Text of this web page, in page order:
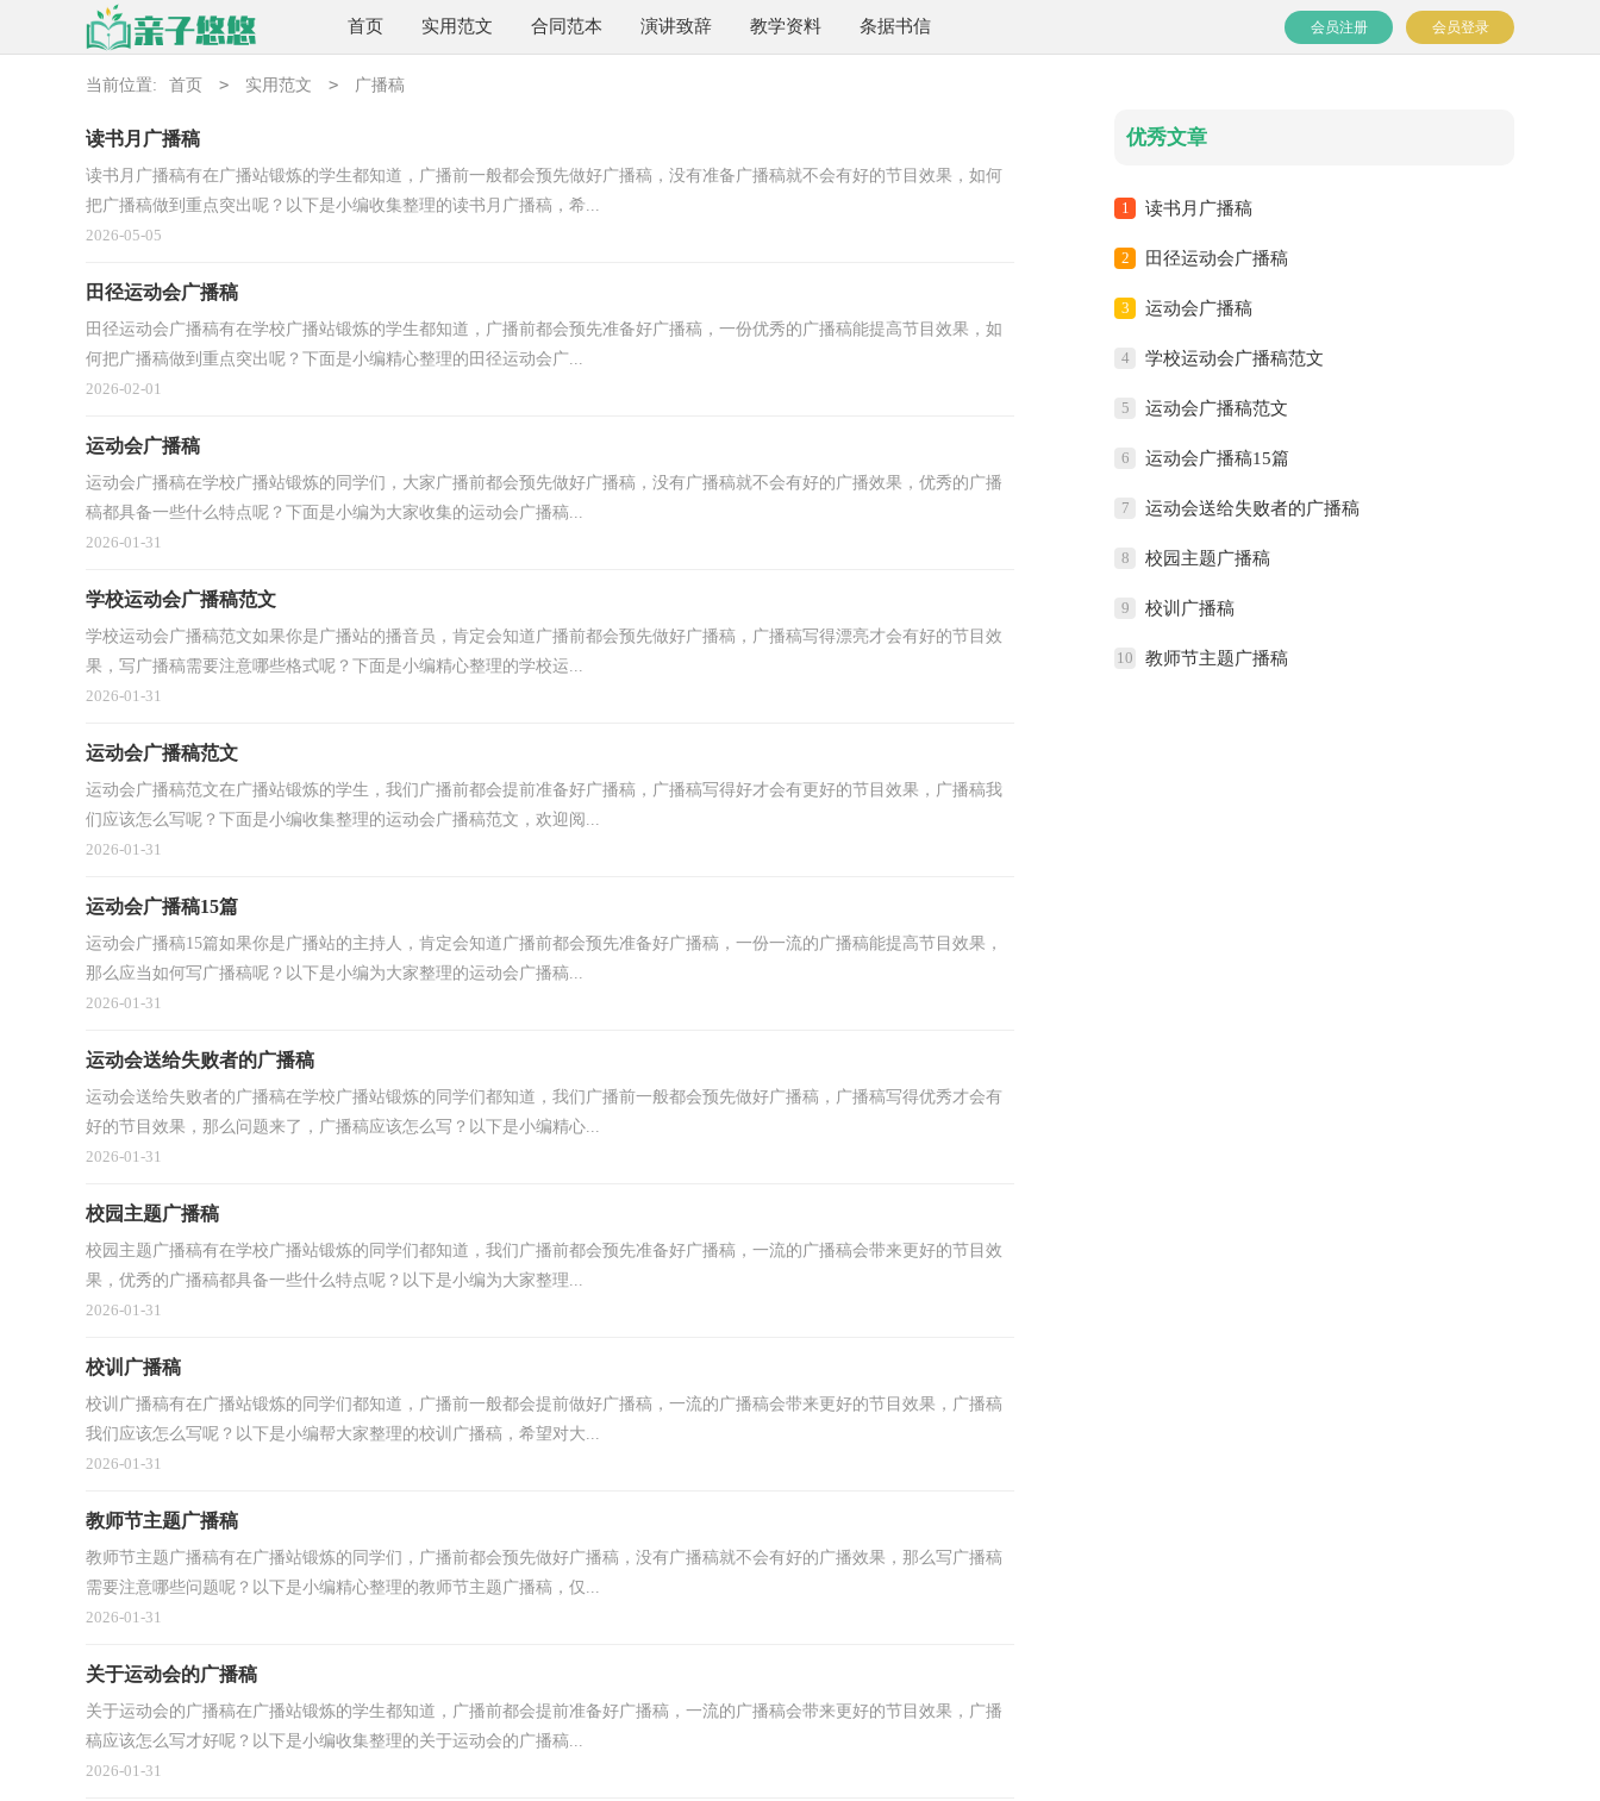
首页 实用范文 合同范本 演讲致辞 教学资料 条据书信 会员登录
会员注册
当前位置: 首页 > 实用范文 > 广播稿
读书月广播稿
读书月广播稿有在广播站锻炼的学生都知道，广播前一般都会预先做好广播稿，没有准备广播稿就不会有好的节目效果，如何
把广播稿做到重点突出呢？以下是小编收集整理的读书月广播稿，希...
2026-05-05
田径运动会广播稿
田径运动会广播稿有在学校广播站锻炼的学生都知道，广播前都会预先准备好广播稿，一份优秀的广播稿能提高节目效果，如
何把广播稿做到重点突出呢？下面是小编精心整理的田径运动会广...
2026-02-01
运动会广播稿
运动会广播稿在学校广播站锻炼的同学们，大家广播前都会预先做好广播稿，没有广播稿就不会有好的广播效果，优秀的广播
稿都具备一些什么特点呢？下面是小编为大家收集的运动会广播稿...
2026-01-31
学校运动会广播稿范文
学校运动会广播稿范文如果你是广播站的播音员，肯定会知道广播前都会预先做好广播稿，广播稿写得漂亮才会有好的节目效
果，写广播稿需要注意哪些格式呢？下面是小编精心整理的学校运...
2026-01-31
运动会广播稿范文
运动会广播稿范文在广播站锻炼的学生，我们广播前都会提前准备好广播稿，广播稿写得好才会有更好的节目效果，广播稿我
们应该怎么写呢？下面是小编收集整理的运动会广播稿范文，欢迎阅...
2026-01-31
运动会广播稿15篇
运动会广播稿15篇如果你是广播站的主持人，肯定会知道广播前都会预先准备好广播稿，一份一流的广播稿能提高节目效果，
那么应当如何写广播稿呢？以下是小编为大家整理的运动会广播稿...
2026-01-31
运动会送给失败者的广播稿
运动会送给失败者的广播稿在学校广播站锻炼的同学们都知道，我们广播前一般都会预先做好广播稿，广播稿写得优秀才会有
好的节目效果，那么问题来了，广播稿应该怎么写？以下是小编精心...
2026-01-31
校园主题广播稿
校园主题广播稿有在学校广播站锻炼的同学们都知道，我们广播前都会预先准备好广播稿，一流的广播稿会带来更好的节目效
果，优秀的广播稿都具备一些什么特点呢？以下是小编为大家整理...
2026-01-31
校训广播稿
校训广播稿有在广播站锻炼的同学们都知道，广播前一般都会提前做好广播稿，一流的广播稿会带来更好的节目效果，广播稿
我们应该怎么写呢？以下是小编帮大家整理的校训广播稿，希望对大...
2026-01-31
教师节主题广播稿
教师节主题广播稿有在广播站锻炼的同学们，广播前都会预先做好广播稿，没有广播稿就不会有好的广播效果，那么写广播稿
需要注意哪些问题呢？以下是小编精心整理的教师节主题广播稿，仅...
2026-01-31
关于运动会的广播稿
关于运动会的广播稿在广播站锻炼的学生都知道，广播前都会提前准备好广播稿，一流的广播稿会带来更好的节目效果，广播
稿应该怎么写才好呢？以下是小编收集整理的关于运动会的广播稿...
2026-01-31
优秀文章
1 读书月广播稿
2 田径运动会广播稿
3 运动会广播稿
4 学校运动会广播稿范文
5 运动会广播稿范文
6 运动会广播稿15篇
7 运动会送给失败者的广播稿
8 校园主题广播稿
9 校训广播稿
10 教师节主题广播稿